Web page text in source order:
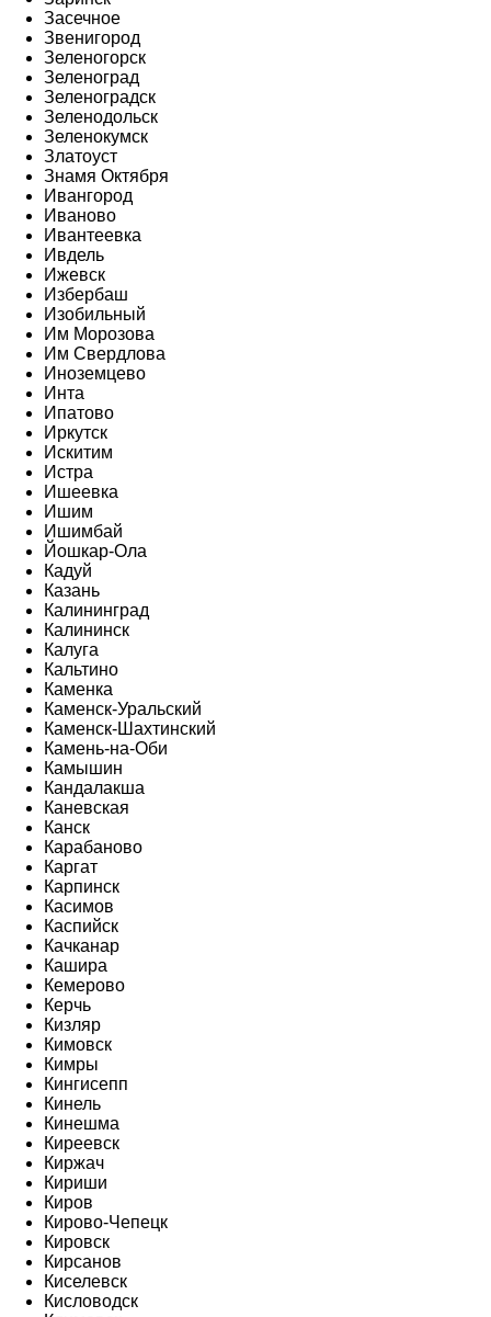
Засечное
Звенигород
Зеленогорск
Зеленоград
Зеленоградск
Зеленодольск
Зеленокумск
Златоуст
Знамя Октября
Ивангород
Иваново
Ивантеевка
Ивдель
Ижевск
Избербаш
Изобильный
Им Морозова
Им Свердлова
Иноземцево
Инта
Ипатово
Иркутск
Искитим
Истра
Ишеевка
Ишим
Ишимбай
Йошкар-Ола
Кадуй
Казань
Калининград
Калининск
Калуга
Кальтино
Каменка
Каменск-Уральский
Каменск-Шахтинский
Камень-на-Оби
Камышин
Кандалакша
Каневская
Канск
Карабаново
Каргат
Карпинск
Касимов
Каспийск
Качканар
Кашира
Кемерово
Керчь
Кизляр
Кимовск
Кимры
Кингисепп
Кинель
Кинешма
Киреевск
Киржач
Кириши
Киров
Кирово-Чепецк
Кировск
Кирсанов
Киселевск
Кисловодск